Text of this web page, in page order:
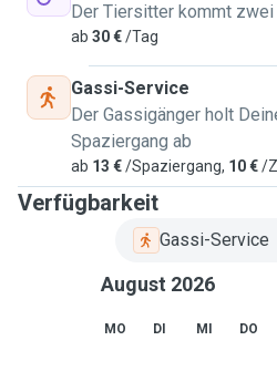
Der Tiersitter kommt zwei
ab 30 €/Tag
Gassi-Service
Der Gassigänger holt
Spaziergang ab
ab 13 €/Spaziergang, 10 €/
Verfügbarkeit
Gassi-Service
August 2026
MO DI MI DO